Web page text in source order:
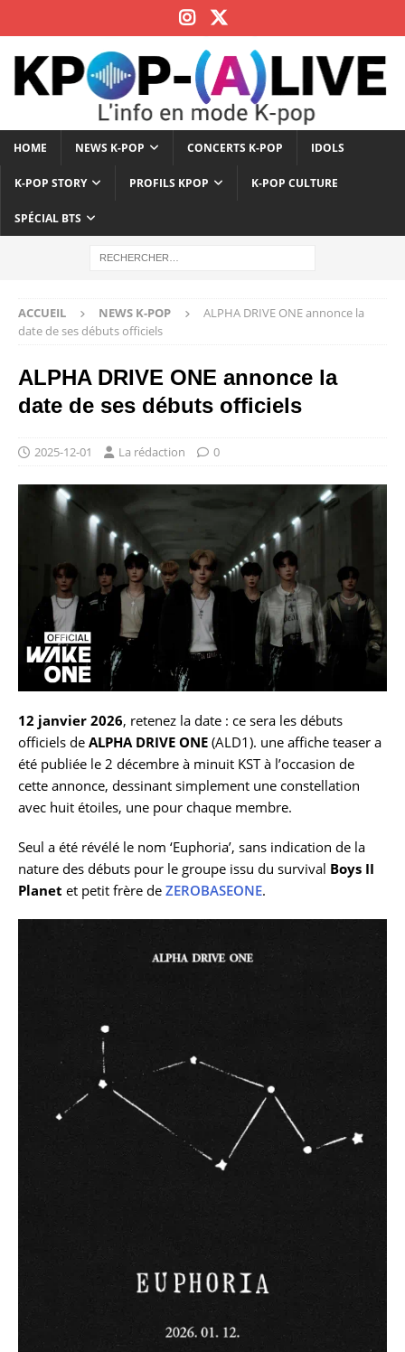
HOME NEWS K-POP CONCERTS K-POP IDOLS
K-POP STORY PROFILS KPOP K-POP CULTURE
SPÉCIAL BTS
ACCUEIL NEWS K-POP
ALPHA DRIVE ONE annonce la
date de ses débuts officiels
ALPHA DRIVE ONE annonce la
date de ses débuts officiels
2025-12-01 La rédaction 0
12 janvier 2026, retenez la date : ce sera les débuts
officiels de ALPHA DRIVE ONE (ALD1). une affiche teaser a
été publiée le 2 décembre à minuit KST à l’occasion de
cette annonce, dessinant simplement une constellation
avec huit étoiles, une pour chaque membre.
Seul a été révélé le nom ‘Euphoria’, sans indication de la
nature des débuts pour le groupe issu du survival Boys II
Planet et petit frère de ZEROBASEONE.